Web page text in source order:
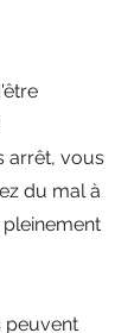
arrêt, vous
du mal à
peuvent